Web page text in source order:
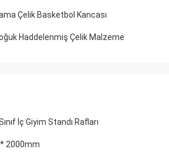
Çelik Basketbol Kancası
Haddelenmiş Çelik Malzeme
İç Giyim Standı Rafları
* 2000mm